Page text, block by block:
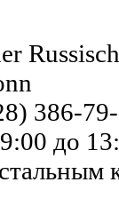
386-
до